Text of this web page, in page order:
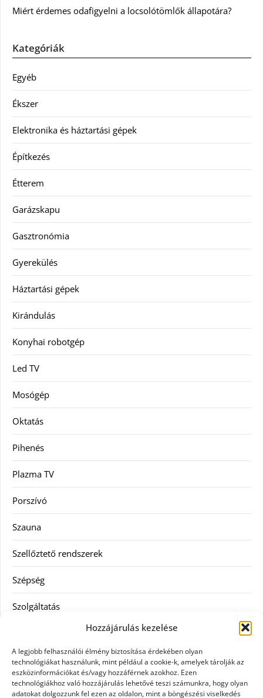
Hozzájárulás kezelése
A legjobb felhasználói élmény biztosítása érdekében olyan
technológiákat használunk, mint például a cookie-k, amelyek tárolják az
eszközinformációkat és/vagy hozzáférnek azokhoz. Ezen
technológiákhoz való hozzájárulás lehetővé teszi számunkra, hogy olyan
adatokat dolgozzunk fel ezen az oldalon, mint a böngészési viselkedés
Miért érdemes odafigyelni a locsolótömlők állapotára?
Kategóriák
Egyéb
Ékszer
Elektronika és háztartási gépek
Építkezés
Étterem
Garázskapu
Gasztronómia
Gyerekülés
Háztartási gépek
Kirándulás
Konyhai robotgép
Led TV
Mosógép
Oktatás
Pihenés
Plazma TV
Porszívó
Szauna
Szellőztető rendszerek
Szépség
Szolgáltatás
Televízió
Vásárlás